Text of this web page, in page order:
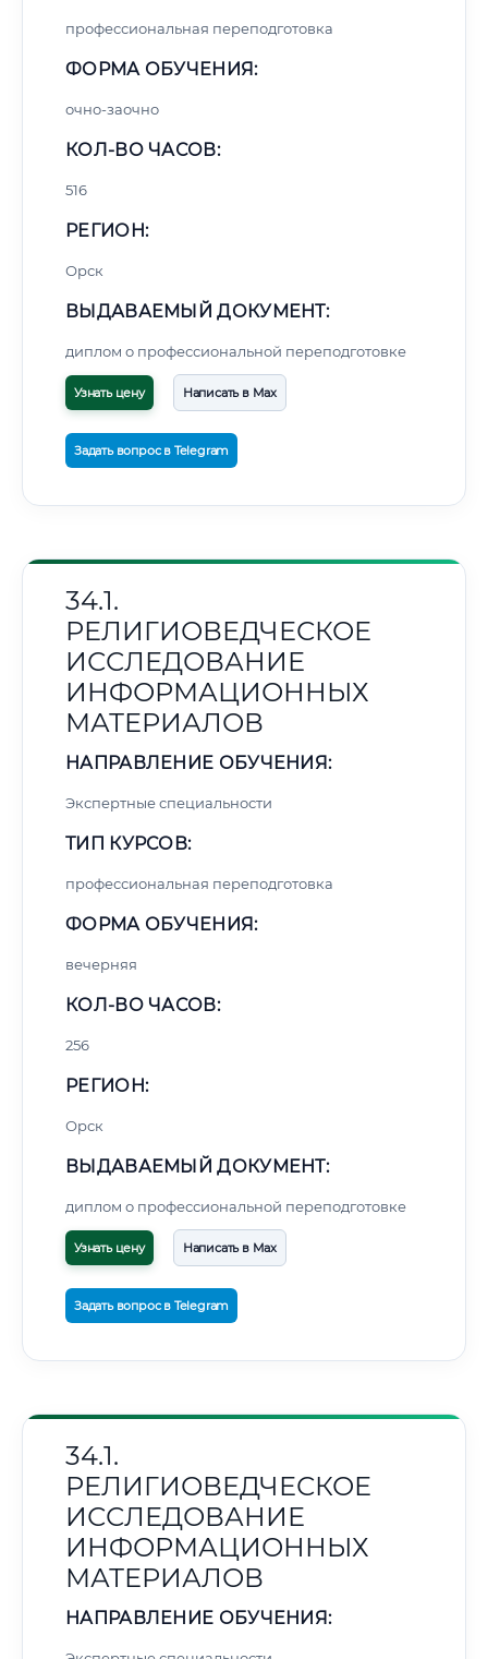
профессиональная переподготовка
ФОРМА ОБУЧЕНИЯ:
очно-заочно
КОЛ-ВО ЧАСОВ:
516
РЕГИОН:
Орск
ВЫДАВАЕМЫЙ ДОКУМЕНТ:
диплом о профессиональной переподготовке
Узнать цену Написать в Max
Задать вопрос в Telegram
34.1.
РЕЛИГИОВЕДЧЕСКОЕ
ИССЛЕДОВАНИЕ
ИНФОРМАЦИОННЫХ
МАТЕРИАЛОВ
НАПРАВЛЕНИЕ ОБУЧЕНИЯ:
Экспертные специальности
ТИП КУРСОВ:
профессиональная переподготовка
ФОРМА ОБУЧЕНИЯ:
вечерняя
КОЛ-ВО ЧАСОВ:
256
РЕГИОН:
Орск
ВЫДАВАЕМЫЙ ДОКУМЕНТ:
диплом о профессиональной переподготовке
Узнать цену Написать в Max
Задать вопрос в Telegram
34.1.
РЕЛИГИОВЕДЧЕСКОЕ
ИССЛЕДОВАНИЕ
ИНФОРМАЦИОННЫХ
МАТЕРИАЛОВ
НАПРАВЛЕНИЕ ОБУЧЕНИЯ: